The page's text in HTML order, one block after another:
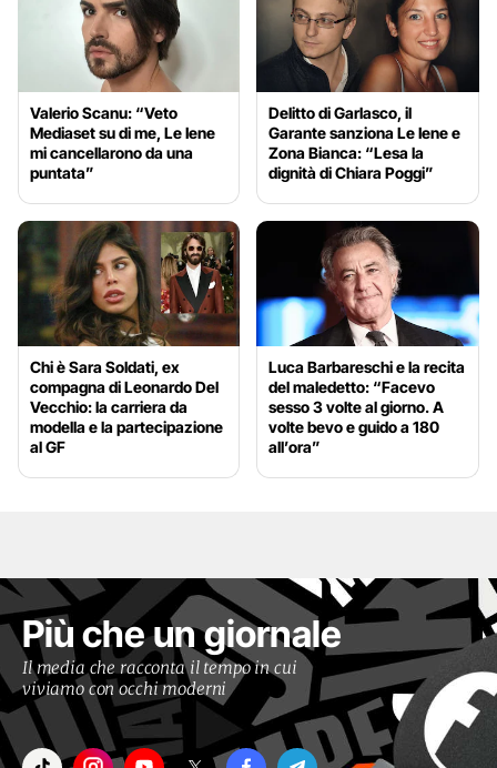
Valerio Scanu: “Veto
Mediaset su di me, Le Iene
mi cancellarono da una
puntata”
Delitto di Garlasco, il
Garante sanziona Le Iene e
Zona Bianca: “Lesa la
dignità di Chiara Poggi”
Chi è Sara Soldati, ex
compagna di Leonardo Del
Vecchio: la carriera da
modella e la partecipazione
al GF
Luca Barbareschi e la recita
del maledetto: “Facevo
sesso 3 volte al giorno. A
volte bevo e guido a 180
all’ora”
Più che un giornale
Il media che racconta il tempo in cui
viviamo con occhi moderni